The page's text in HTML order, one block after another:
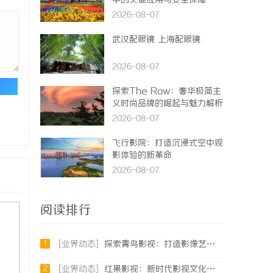
2026-08-07
武汉配眼镜 上海配眼镜
2026-08-07
探索The Row：奢华极简主
义时尚品牌的崛起与魅力解析
2026-08-07
飞行影院：打造沉浸式空中观
影体验的新革命
2026-08-07
阅读排行
1 [业界动态] 探索青鸟影视：打造影像艺术的全新体验与未来发展
2 [业界动态] 红果影视：新时代影视文化发展的创新引擎与力量